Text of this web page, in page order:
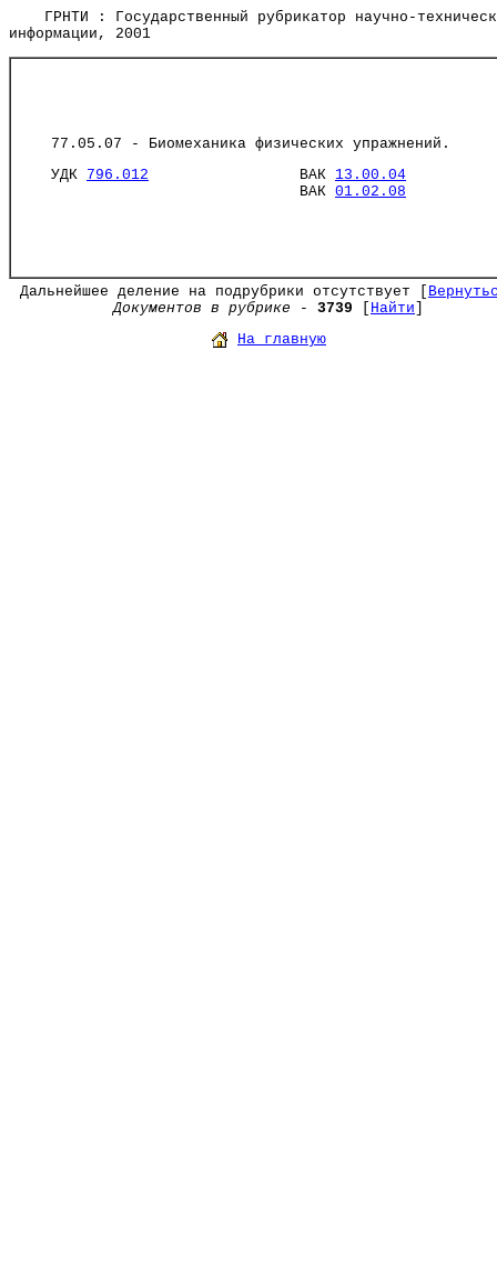
ГРНТИ : Государственный рубрикатор научно-
информации, 2001
77.05.07 - Биомеханика физических упражнений.
УДК 796.012 ВАК 13.00.04
ВАК 01.02.08
Дальнейшее деление на подрубрики отсутствует [
Документов в рубрике - 3739 Найти
На главную